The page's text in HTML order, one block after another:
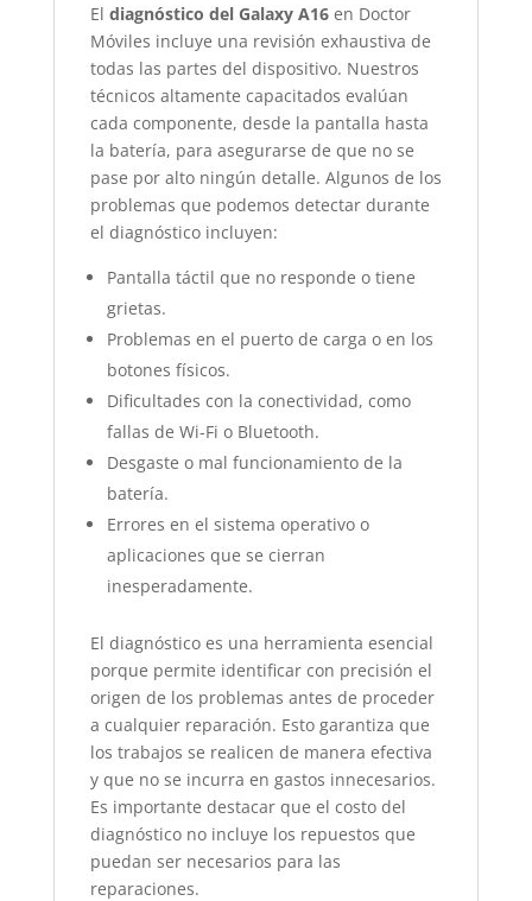
El diagnóstico del Galaxy A16en Doctor
Móviles incluye una revisión exhaustiva de
todas las partes del dispositivo. Nuestros
técnicos altamente capacitados evalúan
cada componente, desde la pantalla hasta
la batería, para asegurarse de que no se
pase por alto ningún detalle. Algunos de los
problemas que podemos detectar durante
el diagnóstico incluyen:
Pantalla táctil que no responde o tiene
grietas.
Problemas en el puerto de carga o en los
botones físicos.
Dificultades con la conectividad, como
fallas de Wi-Fi o Bluetooth.
Desgaste o mal funcionamiento de la
batería.
Errores en el sistema operativo o
aplicaciones que se cierran
inesperadamente.
El diagnóstico es una herramienta esencial
porque permite identificar con precisión el
origen de los problemas antes de proceder
a cualquier reparación. Esto garantiza que
los trabajos se realicen de manera efectiva
y que no se incurra en gastos innecesarios.
Es importante destacar que el costo del
diagnóstico no incluye los repuestos que
puedan ser necesarios para las
reparaciones.